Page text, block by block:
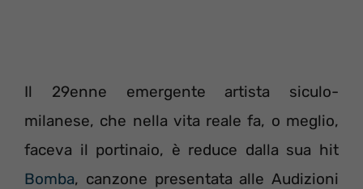
Il 29enne emergente artista siculo-
milanese, che nella vita reale fa, o meglio,
faceva il portinaio, è reduce dalla sua hit
Bomba, canzone presentata alle Audizioni